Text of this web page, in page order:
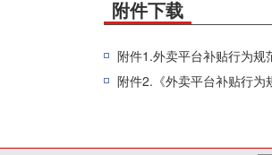
附件下载
附件1.外卖平台补贴行为
附件2.《外卖平台补贴行